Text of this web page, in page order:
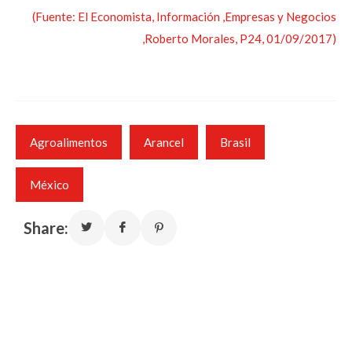
(Fuente: El Economista, Información ,Empresas y Negocios
,Roberto Morales, P24, 01/09/2017)
Agroalimentos Arancel Brasil
México
Share: